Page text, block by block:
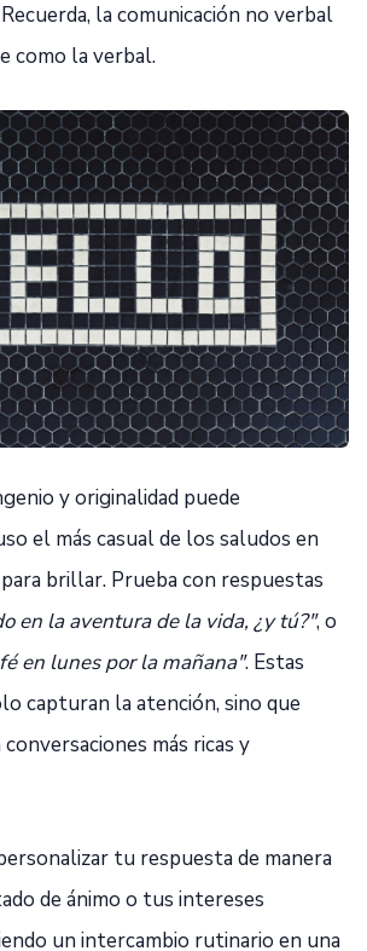
la comunicación no verbal
como la verbal.
y originalidad puede
el más casual de los saludos en
brillar. Prueba con respuestas
en la aventura de la vida, ¿y tú?", o
en lunes por la mañana". Estas
capturan la atención, sino que
más ricas y
tu respuesta de manera
de ánimo o tus intereses
un intercambio rutinario en una